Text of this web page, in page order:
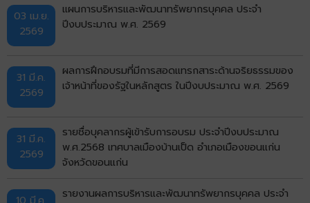
03 เม.ย.
2569
แผนการบริหารและพัฒนาทรัพยากรบุคคล ประจำ
ปีงบประมาณ พ.ศ. 2569
31 มี.ค.
2569
ผลการฝึกอบรมที่มีการสอดแทรกสาระด้านจริยธรรมของ
เจ้าหน้าที่ของรัฐในหลักสูตร ในปีงบประมาณ พ.ศ. 2569
31 มี.ค.
2569
รายชื่อบุคลากรผู้เข้ารับการอบรม ประจำปีงบประมาณ
พ.ศ.2568 เทศบาลเมืองบ้านเป็ด อำเภอเมืองขอนแก่น
จังหวัดขอนแก่น
รายงานผลการบริหารและพัฒนาทรัพยากรบุคคล ประจำ